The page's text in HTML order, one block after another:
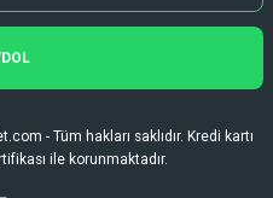
Diğer yorumları göster
- Tüm hakları saklıdır. Kredi kartı
ile korunmaktadır.